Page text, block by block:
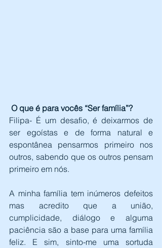
O que é para vocês “Ser família”?
Filipa- É um desafio, é deixarmos de
ser egoístas e de forma natural e
espontânea pensarmos primeiro nos
outros, sabendo que os outros pensam
primeiro em nós.
A minha família tem inúmeros defeitos
mas acredito que a união,
cumplicidade, diálogo e alguma
paciência são a base para uma família
feliz. E sim, sinto-me uma sortuda